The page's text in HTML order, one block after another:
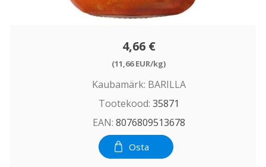
4,66 €
(11,66 EUR/kg)
Kaubamärk: BARILLA
Tootekood: 35871
EAN: 8076809513678
Osta